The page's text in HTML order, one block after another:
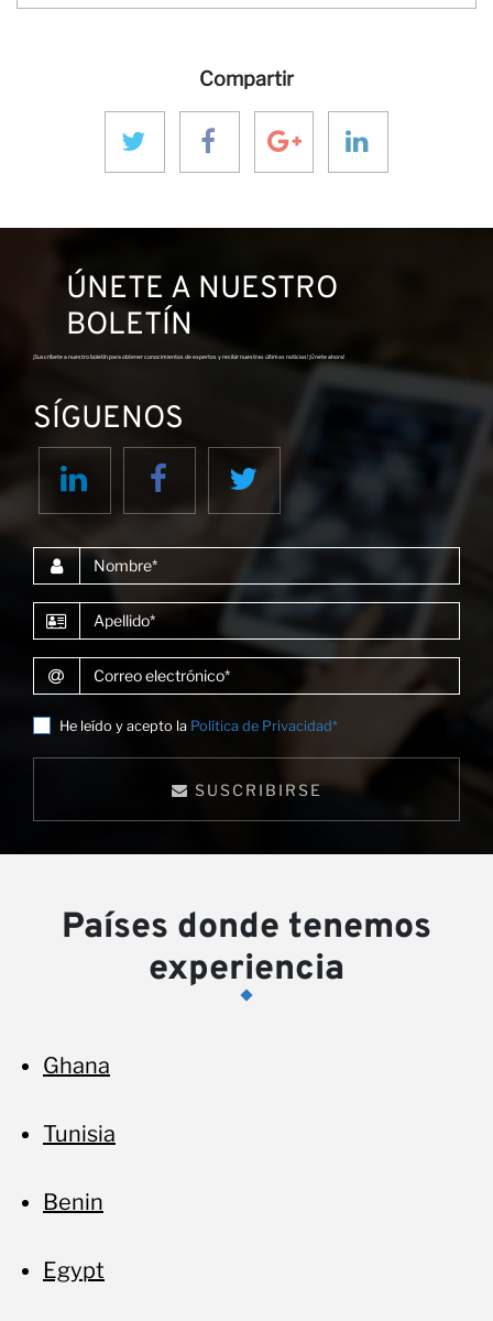
Compartir
ÚNETE A NUESTRO
BOLETÍN
¡Suscríbete a nuestro boletín para obtener conocimientos de expertos y recibir nuestras últimas noticias! ¡Únete ahora!
SÍGUENOS
Nombre
Apellido
Correo electrónico
He leído y acepto la Política de Privacidad*
SUSCRIBIRSE
Países donde tenemos
experiencia
Ghana
Tunisia
Benin
Egypt